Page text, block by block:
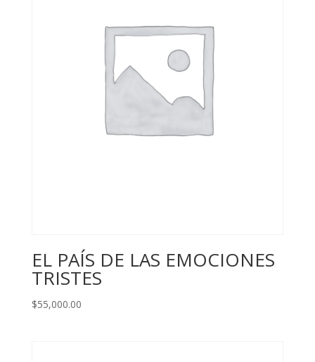
EL PAÍS DE LAS EMOCIONES
TRISTES
$55,000.00